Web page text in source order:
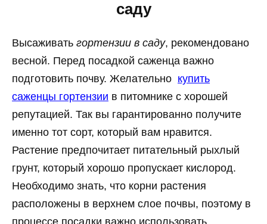
саду
Высаживать гортензии в саду, рекомендовано
весной. Перед посадкой саженца важно
подготовить почву. Желательно купить
саженцы гортензии в питомнике с хорошей
репутацией. Так вы гарантированно получите
именно тот сорт, который вам нравится.
Растение предпочитает питательный рыхлый
грунт, который хорошо пропускает кислород.
Необходимо знать, что корни растения
расположены в верхнем слое почвы, поэтому в